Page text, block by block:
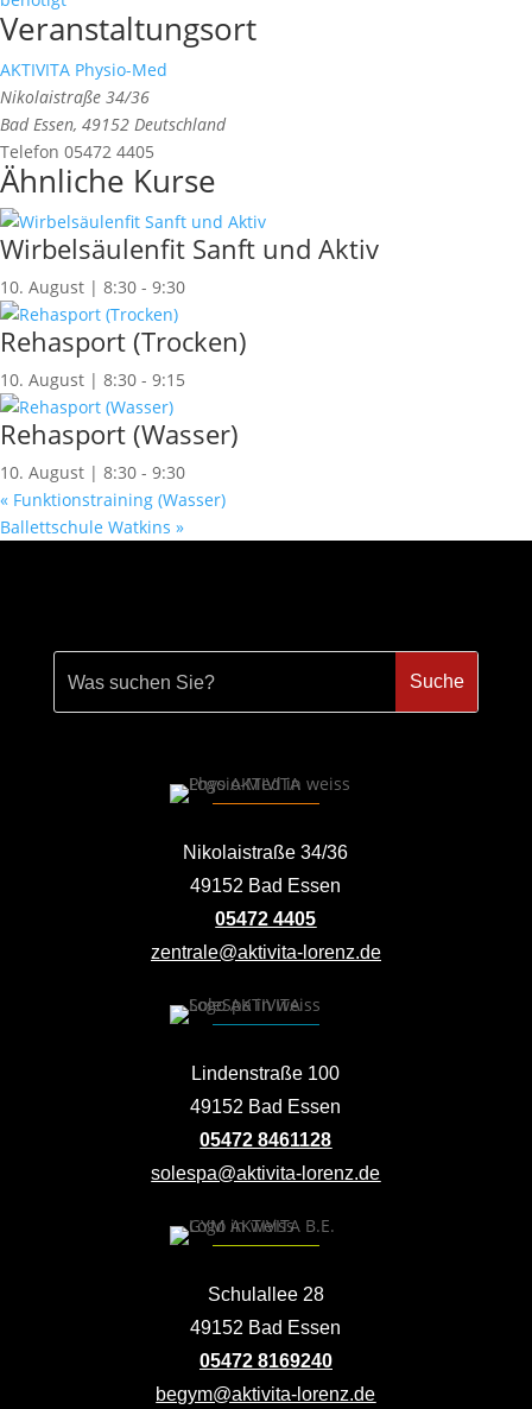
Veranstaltungsort
AKTIVITA Physio-Med
Nikolaistraße 34/36
Bad Essen, 49152 Deutschland
Telefon 05472 4405
Ähnliche Kurse
Wirbelsäulenfit Sanft und Aktiv
10. August | 8:30 - 9:30
Rehasport (Trocken)
10. August | 8:30 - 9:15
Rehasport (Wasser)
10. August | 8:30 - 9:30
« Funktionstraining (Wasser)
Ballettschule Watkins »
Nikolaistraße 34/36
49152 Bad Essen
05472 4405
zentrale@aktivita-lorenz.de
Lindenstraße 100
49152 Bad Essen
05472 8461128
solespa@aktivita-lorenz.de
Schulallee 28
49152 Bad Essen
05472 8169240
begym@aktivita-lorenz.de